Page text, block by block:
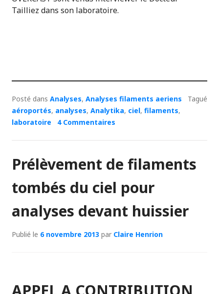
Tailliez dans son laboratoire.
Posté dans Analyses, Analyses filaments aeriens
Tagué
aéroportés, analyses, Analytika, ciel, filaments,
laboratoire
4 Commentaires
Prélèvement de filaments
tombés du ciel pour
analyses devant huissier
Publié le 6 novembre 2013 par Claire Henrion